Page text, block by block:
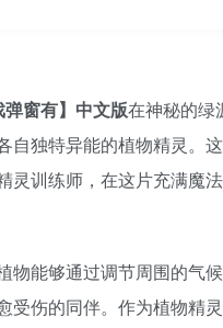
弹窗有】中文版在神秘的绿
独特异能的植物精灵。
训练师，在这片充满魔
能够通过调节周围的气
伤的同伴。作为植物精